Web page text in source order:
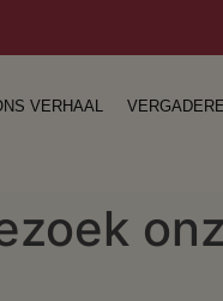
VERHAAL